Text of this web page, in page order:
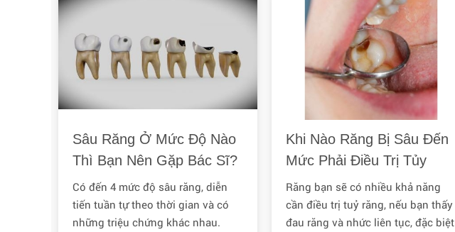
Sâu Răng Ở Mức Độ Nào
Thì Bạn Nên Gặp Bác Sĩ?
Có đến 4 mức độ sâu răng, diễn
tiến tuần tự theo thời gian và có
những triệu chứng khác nhau.
Khi Nào Răng Bị Sâu Đến
Mức Phải Điều Trị Tủy
Răng?
Răng bạn sẽ có nhiều khả năng
cần điều trị tuỷ răng, nếu bạn thấy
đau răng và nhức liên tục, đặc biệt